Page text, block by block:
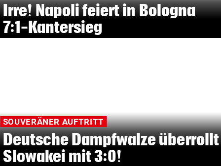
Irre! Napoli feiert in Bologna
7:1-Kantersieg
SOUVERÄNER AUFTRITT
Deutsche Dampfwalze überrollt
Slowakei mit 3:0!